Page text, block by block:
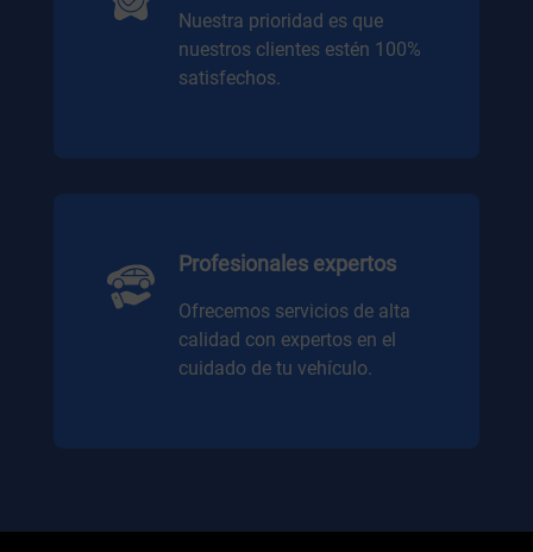
Nuestra prioridad es que
nuestros clientes estén 100%
satisfechos.
Profesionales expertos
Ofrecemos servicios de alta
calidad con expertos en el
cuidado de tu vehículo.